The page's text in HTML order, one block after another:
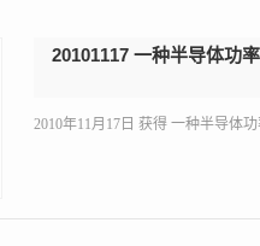
20101117 一种半导体功
2010年11月17日 获得 一种半导体